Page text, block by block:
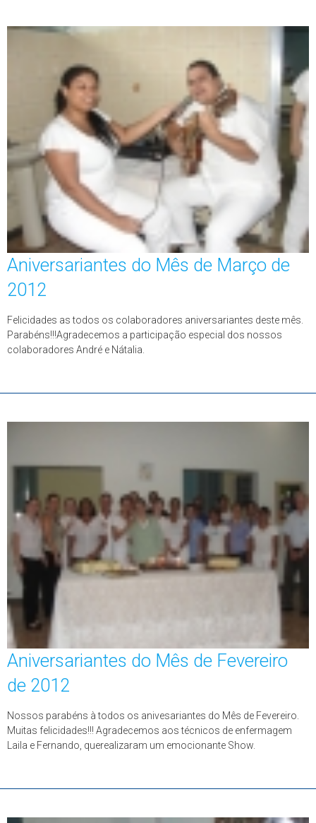
Aniversariantes do Mês de Março de
2012
Felicidades as todos os colaboradores aniversariantes deste mês.
Parabéns!!!Agradecemos a participação especial dos nossos
colaboradores André e Nátalia.
Aniversariantes do Mês de Fevereiro
de 2012
Nossos parabéns à todos os anivesariantes do Mês de Fevereiro.
Muitas felicidades!!! Agradecemos aos técnicos de enfermagem
Laila e Fernando, querealizaram um emocionante Show.